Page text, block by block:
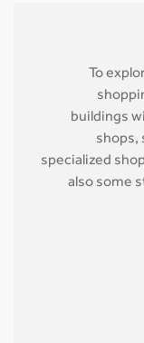
To
buildings
specialized
also